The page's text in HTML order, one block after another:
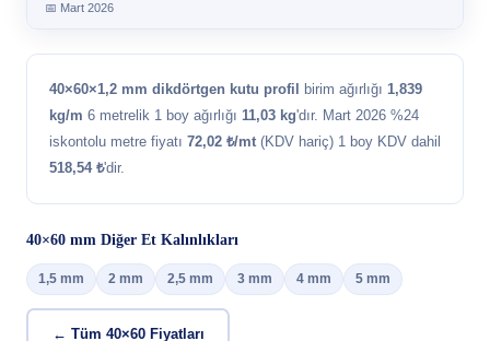
📅 Mart 2026
40×60×1,2 mm dikdörtgen kutu profil birim ağırlığı 1,839
kg/m 6 metrelik 1 boy ağırlığı 11,03 kg'dır. Mart 2026 %24
iskontolu metre fiyatı 72,02 ₺/mt (KDV hariç) 1 boy KDV dahil
518,54 ₺'dir.
40×60 mm Diğer Et Kalınlıkları
1,5 mm 2 mm 2,5 mm 3 mm 4 mm 5 mm
← Tüm 40×60 Fiyatları